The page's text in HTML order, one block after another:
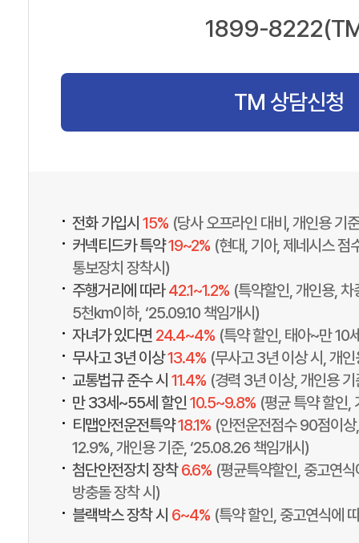
1899-
TM 상담신청
• 전화 가입시 15% (당사 오프라인 대비, 개인용 기
• 커넥티드카 특약19~2% (현대, 기아, 제네시스
통보장치 장착시)
• 주행거리에 따라42.1~1.2% (특약할인, 개인용,
5천km이하, ‘25.09.10 책임개시)
• 자녀가 있다면 24.4~4% (특약 할인, 태아~만 10
• 무사고 3년 이상13.4% (무사고 3년 이상 시, 개
• 교통법규 준수 시 11.4% (경력 3년 이상, 개인용
• 만 33세~55세 할인 10.5~9.8% (평균 특약 할인,
• 티맵안전운전특약18.1% (안전운전점수 90점이
12.9%, 개인용 기준, ‘25.08.26 책임개시)
• 첨단안전장치 장착6.6% (평균특약할인, 중고연
방충돌 장착 시)
• 블랙박스 장착 시 6~4% (특약 할인, 중고연식에